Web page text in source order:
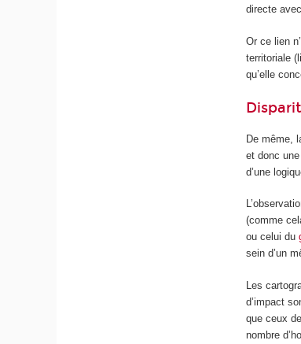
directe
Or ce lien
territoriale
qu’elle
De même,
et donc
d’une
(comme
ou celui du
sein d’un
Les
d’impact
que ceux
nombre